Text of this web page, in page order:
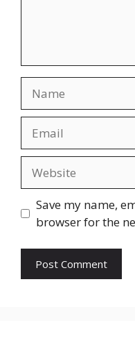
Save my name,
browser for the